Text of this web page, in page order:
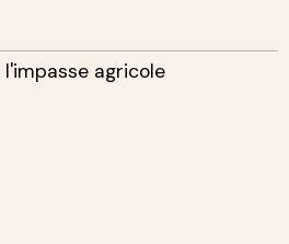
agricole